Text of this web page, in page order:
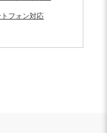
トフォン対応